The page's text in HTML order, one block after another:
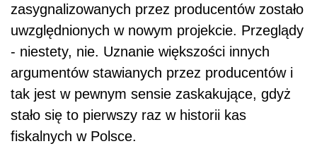
zasygnalizowanych przez producentów zostało
uwzględnionych w nowym projekcie. Przeglądy
- niestety, nie. Uznanie większości innych
argumentów stawianych przez producentów i
tak jest w pewnym sensie zaskakujące, gdyż
stało się to pierwszy raz w historii kas
fiskalnych w Polsce.